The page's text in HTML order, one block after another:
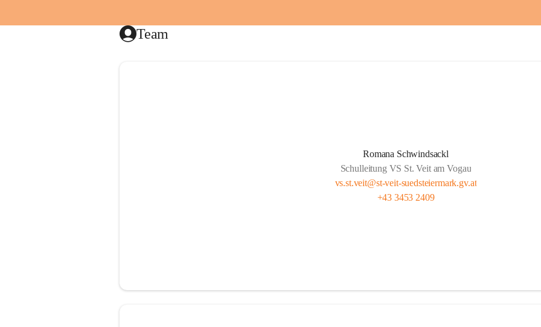
Team
Romana Schwindsackl
Schulleitung VS St. Veit am Vogau
vs.st.veit@st-veit-suedsteiermark.gv.at
+43 3453 2409